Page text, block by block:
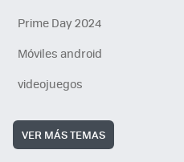
Prime Day 2024
Móviles android
videojuegos
VER MÁS TEMAS